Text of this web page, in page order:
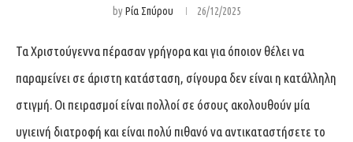
byΡία Σπύρου 26/12/2025
Τα Χριστούγεννα πέρασαν γρήγορα και για όποιον θέλει να
παραμείνει σε άριστη κατάσταση, σίγουρα δεν είναι η κατάλληλη
στιγμή. Οι πειρασμοί είναι πολλοί σε όσους ακολουθούν μία
υγιεινή διατροφή και είναι πολύ πιθανό να αντικαταστήσετε το